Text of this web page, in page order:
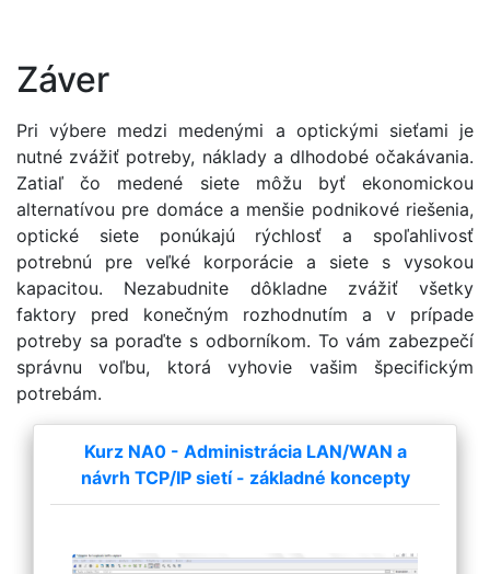
Záver
Pri výbere medzi medenými a optickými sieťami je
nutné zvážiť potreby, náklady a dlhodobé očakávania.
Zatiaľ čo medené siete môžu byť ekonomickou
alternatívou pre domáce a menšie podnikové riešenia,
optické siete ponúkajú rýchlosť a spoľahlivosť
potrebnú pre veľké korporácie a siete s vysokou
kapacitou. Nezabudnite dôkladne zvážiť všetky
faktory pred konečným rozhodnutím a v prípade
potreby sa poraďte s odborníkom. To vám zabezpečí
správnu voľbu, ktorá vyhovie vašim špecifickým
potrebám.
Kurz NA0 - Administrácia LAN/WAN a
návrh TCP/IP sietí - základné koncepty